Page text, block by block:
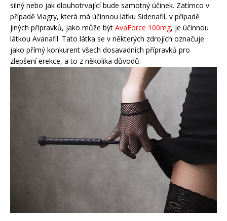
silný nebo jak dlouhotrvající bude samotný účinek. Zatímco v
případě Viagry, která má účinnou látku Sidenafil, v případě
jiných přípravků, jako může být AvaForce 100mg, je účinnou
látkou Avanafil. Tato látka se v některých zdrojích označuje
jako přímý konkurent všech dosavadních přípravků pro
zlepšení erekce, a to z několika důvodů: